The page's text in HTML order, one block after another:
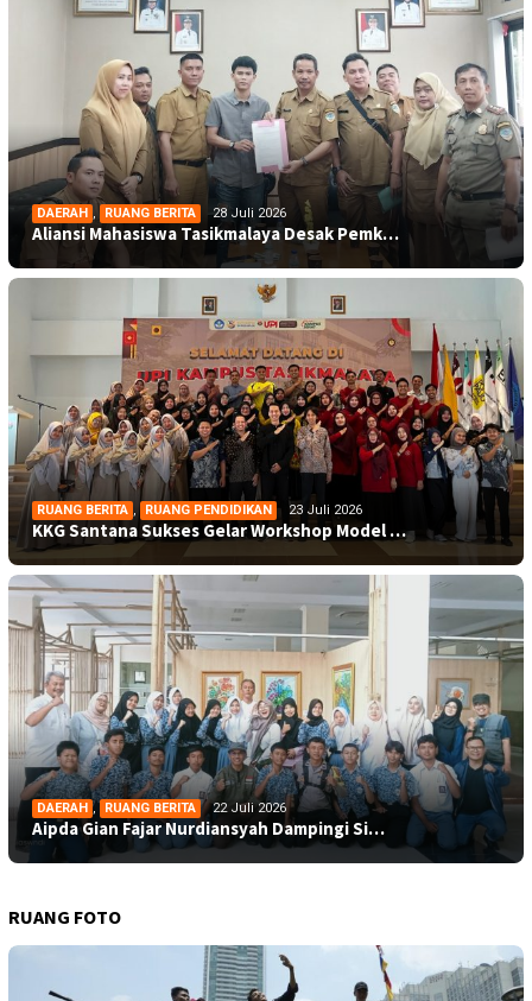
DAERAH , RUANG BERITA 28 Juli 2026
Aliansi Mahasiswa Tasikmalaya Desak Pemk…
RUANG BERITA , RUANG PENDIDIKAN 23 Juli 2026
KKG Santana Sukses Gelar Workshop Model …
DAERAH , RUANG BERITA 22 Juli 2026
Aipda Gian Fajar Nurdiansyah Dampingi Si…
RUANG FOTO